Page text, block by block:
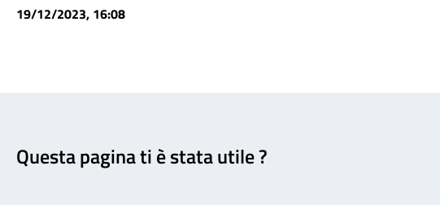
19/12/2023, 16:08
Questa pagina ti è stata utile ?